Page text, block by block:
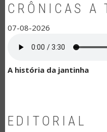
CRÔNICAS A
07-08-2026
A história da jantinha
EDITORIAL